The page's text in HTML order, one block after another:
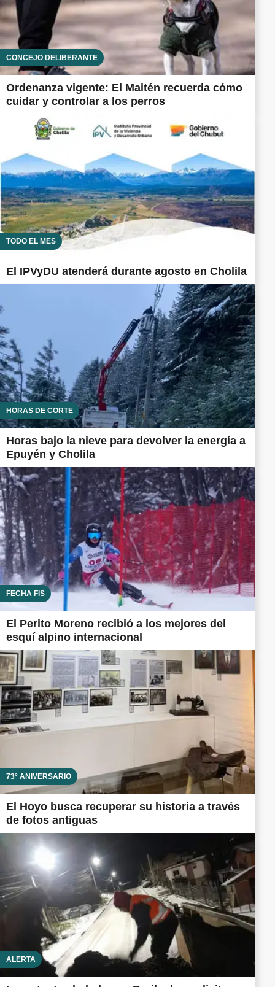
CONCEJO DELIBERANTE
Ordenanza vigente: El Maitén recuerda cómo
cuidar y controlar a los perros
TODO EL MES
El IPVyDU atenderá durante agosto en Cholila
HORAS DE CORTE
Horas bajo la nieve para devolver la energía a
Epuyén y Cholila
FECHA FIS
El Perito Moreno recibió a los mejores del
esquí alpino internacional
73° ANIVERSARIO
El Hoyo busca recuperar su historia a través
de fotos antiguas
ALERTA